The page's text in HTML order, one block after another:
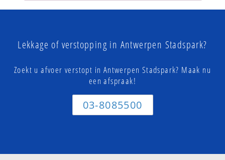
Lekkage of verstopping in Antwerpen Stadspark?
Zoekt u afvoer verstopt in Antwerpen Stadspark? Maak nu
een afspraak!
03-8085500